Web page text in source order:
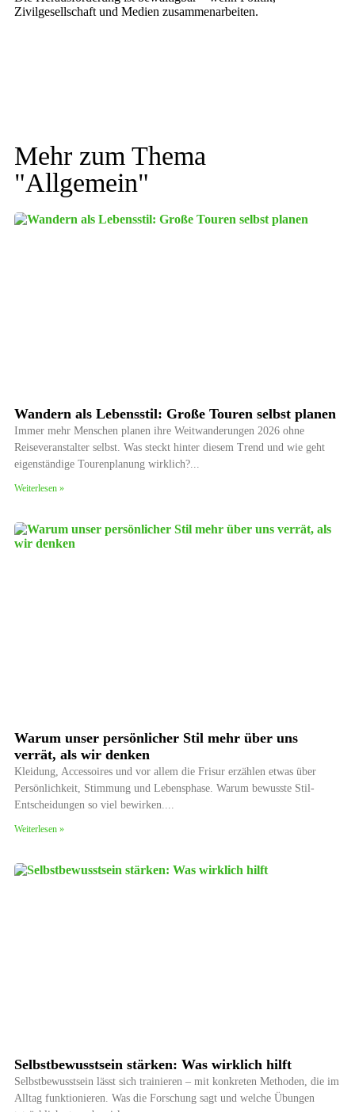
Zivilgesellschaft und Medien zusammenarbeiten.
Mehr zum Thema
"Allgemein"
Wandern als Lebensstil: Große Touren selbst planen
Immer mehr Menschen planen ihre Weitwanderungen 2026 ohne
Reiseveranstalter selbst. Was steckt hinter diesem Trend und wie geht
eigenständige Tourenplanung wirklich?
Weiterlesen »
Warum unser persönlicher Stil mehr über uns
verrät, als wir denken
Kleidung, Accessoires und vor allem die Frisur erzählen etwas über
Persönlichkeit, Stimmung und Lebensphase. Warum bewusste Stil-
Entscheidungen so viel bewirken.
Weiterlesen »
Selbstbewusstsein stärken: Was wirklich hilft
Selbstbewusstsein lässt sich trainieren – mit konkreten Methoden, die im
Alltag funktionieren. Was die Forschung sagt und welche Übungen